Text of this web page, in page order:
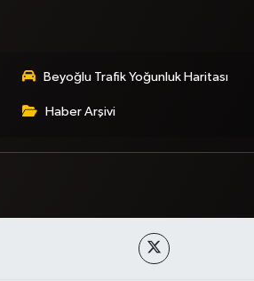
Beyoğlu Trafik Yoğunluk Haritası
Haber Arşivi